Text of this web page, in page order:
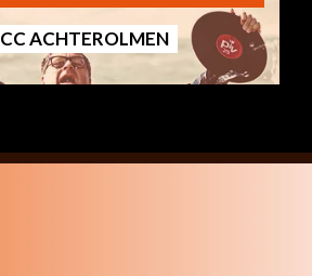
CC ACHTEROLMEN